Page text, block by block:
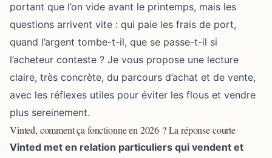
portant que l’on vide avant le printemps, mais les
questions arrivent vite : qui paie les frais de port,
quand l’argent tombe-t-il, que se passe-t-il si
l’acheteur conteste ? Je vous propose une lecture
claire, très concrète, du parcours d’achat et de vente,
avec les réflexes utiles pour éviter les flous et vendre
plus sereinement.
Vinted, comment ça fonctionne en 2026 ? La réponse courte
Vinted met en relation particuliers qui vendent et